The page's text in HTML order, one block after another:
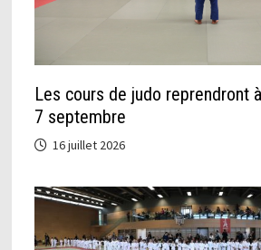
Les cours de judo reprendront
7 septembre
16 juillet 2026